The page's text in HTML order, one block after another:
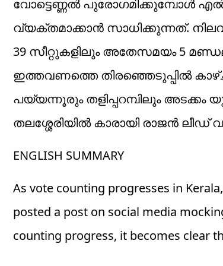
വോട്ടെണ്ണൽ പുരോഗമിക്കുമ്പോൾ
വ്യക്തമാക്കാൻ സാധിക്കുന്നത്.
39 സീറ്റുകളിലും അതേസമയം 5
ഇത്തവണത്തെ തിരഞ്ഞെടുപ്പിൽ
പയ്യന്നൂരും തളിപ്പറമ്പിലും
തലശ്ശേരിയിൽ കാരായി രാജൻ ലീഡ്
ENGLISH SUMMARY
As vote counting progresses in
posted a post on social media
counting progress, it becomes clear